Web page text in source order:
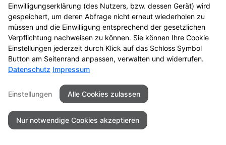
Einwilligungserklärung (des Nutzers, bzw. dessen Gerät) wird
gespeichert, um deren Abfrage nicht erneut wiederholen zu
müssen und die Einwilligung entsprechend der gesetzlichen
Verpflichtung nachweisen zu können. Sie können Ihre Cookie
Einstellungen jederzeit durch Klick auf das Schloss Symbol
Button am Seitenrand anpassen, verwalten und widerrufen.
Datenschutz Impressum
Einstellungen Alle Cookies zulassen
Nur notwendige Cookies akzeptieren